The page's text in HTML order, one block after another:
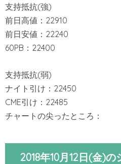
支持抵抗(強)
前日高値：22910
前日安値：22240
60PB：22400
支持抵抗(弱)
ナイト引け：22450
CME引け：22485
チャートの尖ったところ：
2018年10月12日(金)の